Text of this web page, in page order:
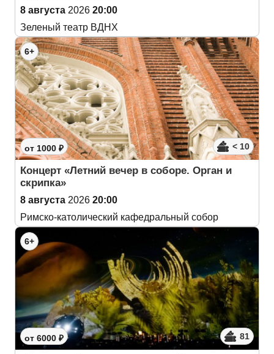
8 августа 2026 20:00
Зеленый театр ВДНХ
6+
от 1000 ₽ < 10
Концерт «Летний вечер в соборе. Орган и
скрипка»
8 августа 2026 20:00
Римско-католический кафедральный собор
6+
от 6000 ₽ 81